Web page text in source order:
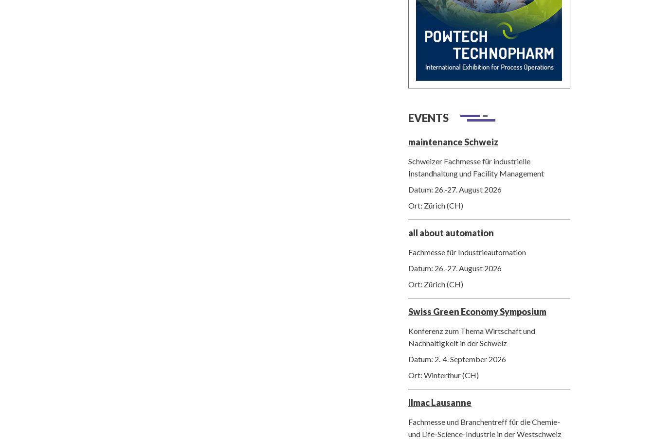
EVENTS
maintenance Schweiz
Schweizer Fachmesse für industrielle
Instandhaltung und Facility Management
Datum: 26.-27. August 2026
Ort: Zürich (CH)
all about automation
Fachmesse für Industrieautomation
Datum: 26.-27. August 2026
Ort: Zürich (CH)
Swiss Green Economy Symposium
Konferenz zum Thema Wirtschaft und
Nachhaltigkeit in der Schweiz
Datum: 2.-4. September 2026
Ort: Winterthur (CH)
Ilmac Lausanne
Fachmesse und Branchentreff für die Chemie-
und Life-Science-Industrie in der Westschweiz